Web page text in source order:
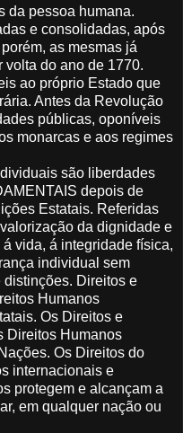
da pessoa humana.
e consolidadas, após
as mesmas já
volta do ano de 1770.
ao próprio Estado que
Antes da Revolução
públicas, oponíveis
monarcas e aos regimes
são liberdades
depois de
Estatais. Referidas
da dignidade e
vida, á integridade física,
individual sem
Direitos e
Humanos
Os Direitos e
Direitos Humanos
Os Direitos do
internacionais e
protegem e alcançam a
em qualquer nação ou